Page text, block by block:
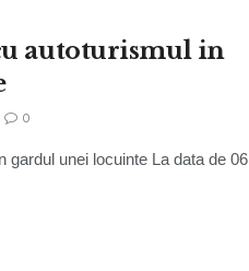
autoturismul in
0
gardul unei locuinte La data de 06